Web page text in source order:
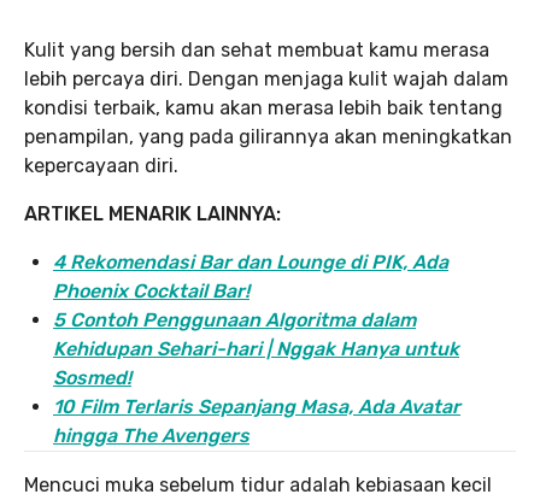
Kulit yang bersih dan sehat membuat kamu merasa
lebih percaya diri. Dengan menjaga kulit wajah dalam
kondisi terbaik, kamu akan merasa lebih baik tentang
penampilan, yang pada gilirannya akan meningkatkan
kepercayaan diri.
ARTIKEL MENARIK LAINNYA:
4 Rekomendasi Bar dan Lounge di PIK, Ada
Phoenix Cocktail Bar!
5 Contoh Penggunaan Algoritma dalam
Kehidupan Sehari-hari | Nggak Hanya untuk
Sosmed!
10 Film Terlaris Sepanjang Masa, Ada Avatar
hingga The Avengers
Mencuci muka sebelum tidur adalah kebiasaan kecil